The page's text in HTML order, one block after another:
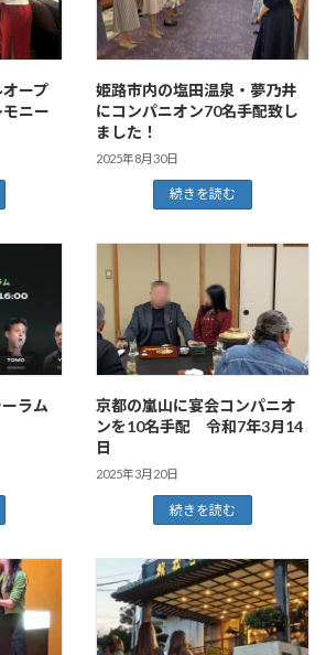
ープ
ニー
姫路市内の塩田温泉・夢乃井
にコンパニオン70名手配致し
ました！
2025年8月30日
続きを読む
ラム
京都の嵐山に宴会コンパニオ
ンを10名手配 令和7年3月14
日
2025年3月20日
続きを読む